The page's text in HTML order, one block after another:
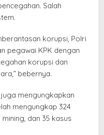
Salah
korupsi, Polri
pegawai KPK dengan
korupsi dan
bebernya.
mengungkapkan
mengungkap 324
dan 35 kasus